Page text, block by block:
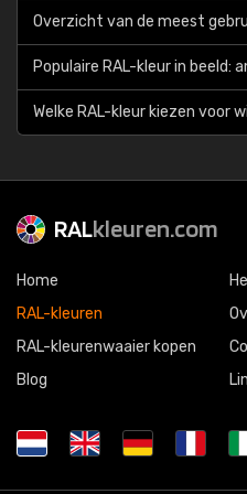
Overzicht van de meest
Populaire RAL-kleur in beeld:
Welke RAL-kleur kiezen voor
RALkleuren.com
Home
RAL-kleuren
RAL-kleurenwaaier kopen
Blog